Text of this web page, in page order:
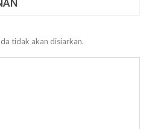
tidak akan disiarkan.